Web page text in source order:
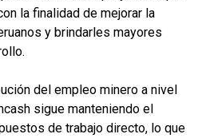
la finalidad de mejorar la
y brindarles mayores
del empleo minero a nivel
sigue manteniendo el
de trabajo directo, lo que